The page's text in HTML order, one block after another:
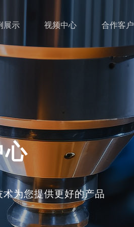
展示 视频中心 合作客户
心
为您提供更好的产品